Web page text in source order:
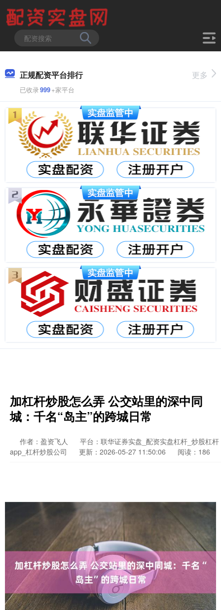
正规配资平台排行
已收录999+家平台
更多
加杠杆炒股怎么弄 公交站里的深中同
城：千名“岛主”的跨城日常
作者：盈资飞人
平台：联华证券实盘_配资实盘杠杆_炒股杠杆
app_杠杆炒股公司
更新：2026-05-27 11:50:06 阅读：186